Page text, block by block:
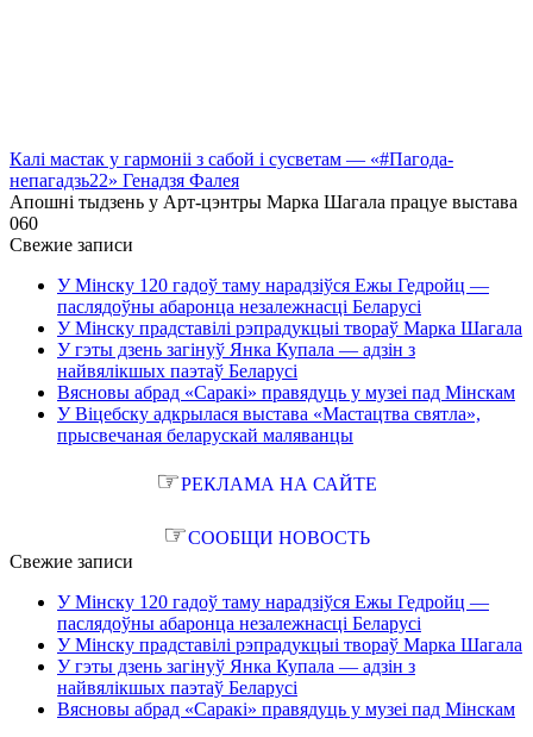
Калі мастак у гармоніі з сабой і сусветам — «#Пагода-
непагадзь22» Генадзя Фалея
Апошні тыдзень у Арт-цэнтры Марка Шагала працуе выстава
060
Свежие записи
У Мінску 120 гадоў таму нарадзіўся Ежы Гедройц —
паслядоўны абаронца незалежнасці Беларусі
У Мінску прадставілі рэпрадукцыі твораў Марка Шагала
У гэты дзень загінуў Янка Купала — адзін з
найвялікшых паэтаў Беларусі
Вясновы абрад «Саракі» правядуць у музеі пад Мінскам
У Віцебску адкрылася выстава «Мастацтва святла»,
прысвечаная беларускай маляванцы
☞РЕКЛАМА НА САЙТЕ
☞СООБЩИ НОВОСТЬ
Свежие записи
У Мінску 120 гадоў таму нарадзіўся Ежы Гедройц —
паслядоўны абаронца незалежнасці Беларусі
У Мінску прадставілі рэпрадукцыі твораў Марка Шагала
У гэты дзень загінуў Янка Купала — адзін з
найвялікшых паэтаў Беларусі
Вясновы абрад «Саракі» правядуць у музеі пад Мінскам